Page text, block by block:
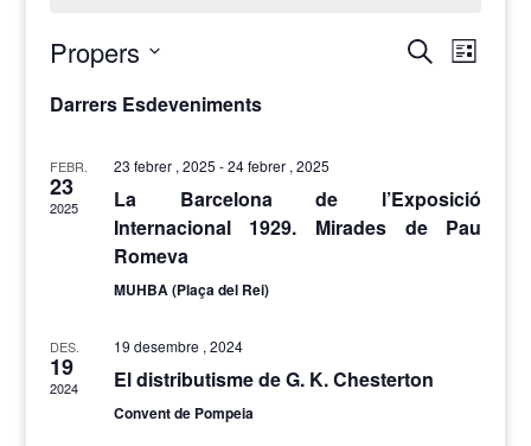
Navegació
visual
Cerca
de
Llista
Propers
una
Darrers Esdeveniments
FEBR.
23
2025
23 febrer , 2025 -24 febrer , 2025
La Barcelona de l’Exposició
Internacional 1929. Mirades de Pau
Romeva
MUHBA (Plaça del Rei)
DES.
19
2024
19 desembre , 2024
El distributisme de G. K. Chesterton
Convent de Pompeia